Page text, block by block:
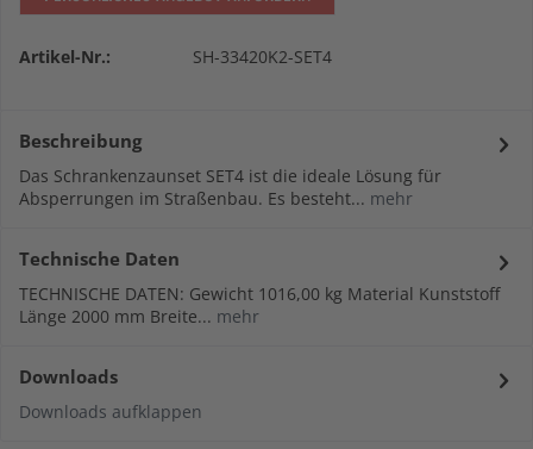
Artikel-Nr.: SH-33420K2-SET4
Beschreibung
Das Schrankenzaunset SET4 ist die ideale Lösung für
Absperrungen im Straßenbau. Es besteht... mehr
Technische Daten
TECHNISCHE DATEN: Gewicht 1016,00 kg Material Kunststoff
Länge 2000 mm Breite... mehr
Downloads
Downloads aufklappen